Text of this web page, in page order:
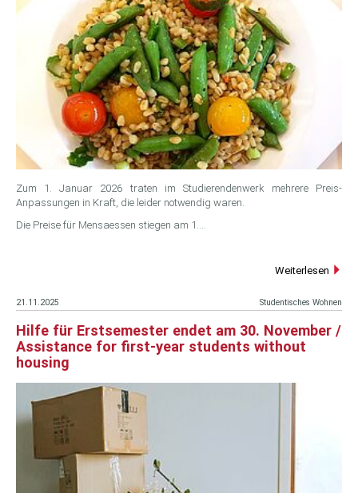
Zum 1. Januar 2026 traten im Studierendenwerk mehrere Preis-
Anpassungen in Kraft, die leider notwendig waren.
Die Preise für Mensaessen stiegen am 1.…
Weiterlesen
21.11.2025 Studentisches Wohnen
Hilfe für Erstsemester endet am 30. November /
Assistance for first-year students without
housing